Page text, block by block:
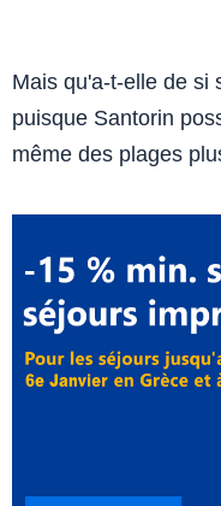
Mais qu'a-t-elle de si
puisque Santorin
même des plages